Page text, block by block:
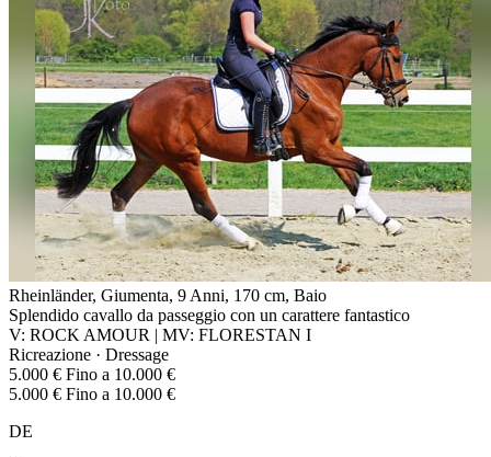
Rheinländer, Giumenta, 9 Anni, 170 cm, Baio
Splendido cavallo da passeggio con un carattere fantastico
V: ROCK AMOUR | MV: FLORESTAN I
Ricreazione · Dressage
5.000 € Fino a 10.000 €
5.000 € Fino a 10.000 €
DE